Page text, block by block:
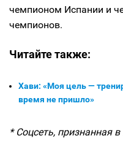
чемпионом Испании и
чемпионов.
Читайте также:
Хави: «Моя цель —
время не пришло»
* Соцсеть, признанная